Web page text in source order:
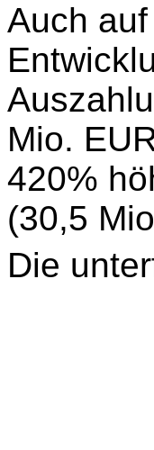
Auch
Mio.
420%
(30,5
Die